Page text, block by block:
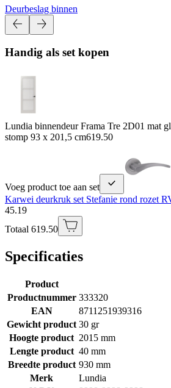
Deurbeslag binnen
Handig als set kopen
Lundia binnendeur Frama Tre 2D01 mat
stomp 93 x 201,5 cm619.50
Voeg product toe aan set
Karwei deurkruk set Stefanie rond rozet
45.19
Totaal 619.50
Specificaties
Product
Productnummer 333320
EAN
8711251939316
Gewicht product 30 gr
Hoogte product 2015 mm
Lengte product 40 mm
Breedte product 930 mm
Merk
Lundia